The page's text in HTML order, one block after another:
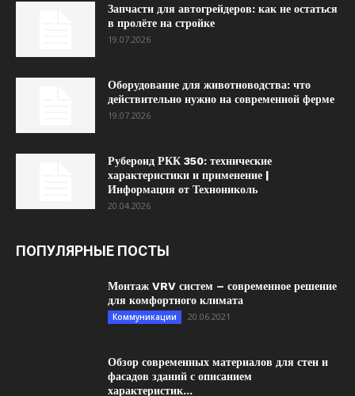
Запчасти для автогрейдеров: как не остаться
в пролёте на стройке
19.07.2026
Оборудование для животноводства: что
действительно нужно на современной ферме
19.07.2026
Рубероид РКК 350: технические
характеристики и применение |
Информация от Технониколь
20.04.2026
ПОПУЛЯРНЫЕ ПОСТЫ
Монтаж VRV систем – современное решение
для комфортного климата
Коммуникации 20.06.2021
Обзор современных материалов для стен и
фасадов зданий с описанием
характеристик...